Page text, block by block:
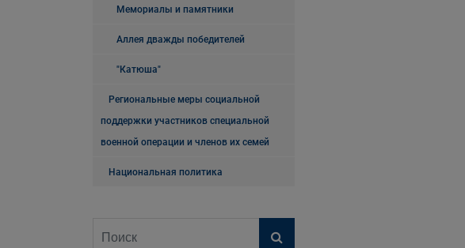
Мемориалы и памятники
Аллея дважды победителей
"Катюша"
Региональные меры социальной
поддержки участников специальной
военной операции и членов их семей
Национальная политика